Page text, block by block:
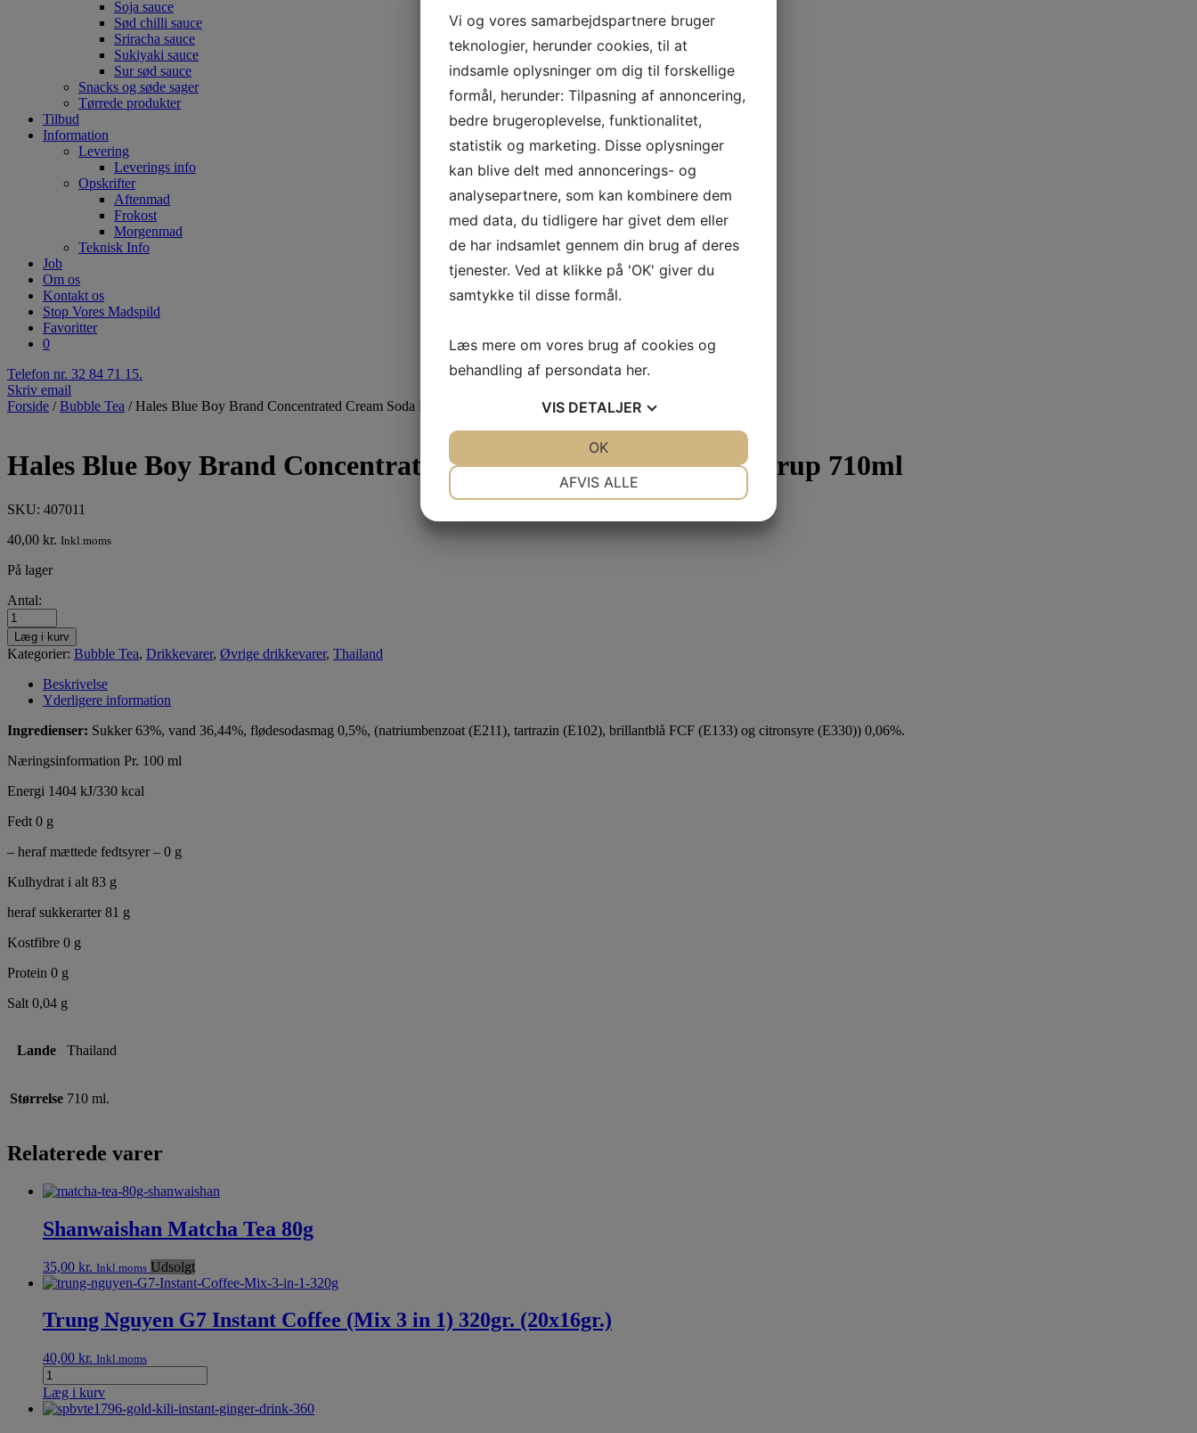
Soja sauce
Sød chilli sauce
Sriracha sauce
Sukiyaki sauce
Sur sød sauce
Snacks og søde sager
Tørrede produkter
Tilbud
Information
Levering
Leverings info
Opskrifter
Aftenmad
Frokost
Morgenmad
Teknisk Info
Job
Om os
Kontakt os
Stop Vores Madspild
Favoritter
0
Telefon nr. 32 84 71 15.
Skriv email
Forside /Bubble Tea / Hales Blue Boy Brand Concentrated Cream Soda Flavoured Syrup 710ml
Hales Blue Boy Brand Concentrated Cream Soda Flavoured Syrup 710ml
SKU: 407011
40,00 kr. Inkl.moms
På lager
Antal:
Læg i kurv
Kategorier: Bubble Tea, Drikkevarer, Øvrige drikkevarer, Thailand
Beskrivelse
Yderligere information
Ingredienser: Sukker 63%, vand 36,44%, flødesodasmag 0,5%, (natriumbenzoat (E211), tartrazin (E102), brillantblå FCF (E133) og citronsyre (E330)) 0,06%.
Næringsinformation Pr. 100 ml
Energi 1404 kJ/330 kcal
Fedt 0 g
– heraf mættede fedtsyrer – 0 g
Kulhydrat i alt 83 g
heraf sukkerarter 81 g
Kostfibre 0 g
Protein 0 g
Salt 0,04 g
Lande Thailand
Størrelse 710 ml.
Relaterede varer
Shanwaishan Matcha Tea 80g
35,00 kr. Inkl.moms Udsolgt
Trung Nguyen G7 Instant Coffee (Mix 3 in 1) 320gr. (20x16gr.)
40,00 kr. Inkl.moms
Læg i kurv
Vi og vores samarbejdspartnere bruger
teknologier, herunder cookies, til at
indsamle oplysninger om dig til forskellige
formål, herunder: Tilpasning af annoncering,
bedre brugeroplevelse, funktionalitet,
statistik og marketing. Disse oplysninger
kan blive delt med annoncerings- og
analysepartnere, som kan kombinere dem
med data, du tidligere har givet dem eller
de har indsamlet gennem din brug af deres
tjenester. Ved at klikke på 'OK' giver du
samtykke til disse formål.
Læs mere om vores brug af cookies og
behandling af persondata her.
VIS DETALJER
AFVIS ALLE
OK